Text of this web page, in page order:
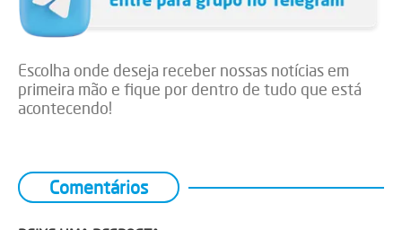
Escolha onde deseja receber nossas notícias em
primeira mão e fique por dentro de tudo que está
acontecendo!
Comentários